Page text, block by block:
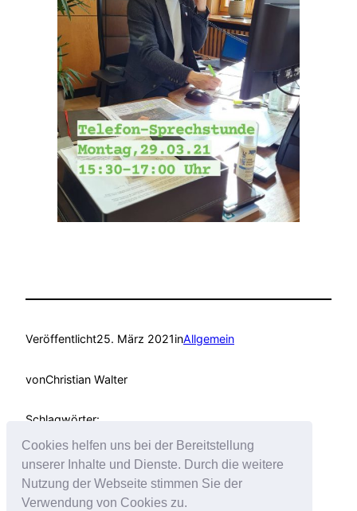
Cookies helfen uns bei der Bereitstellung
unserer Inhalte und Dienste. Durch die weitere
Nutzung der Webseite stimmen Sie der
Verwendung von Cookies zu.
Veröffentlicht25. März 2021inAllgemein
vonChristian Walter
Schlagwörter: